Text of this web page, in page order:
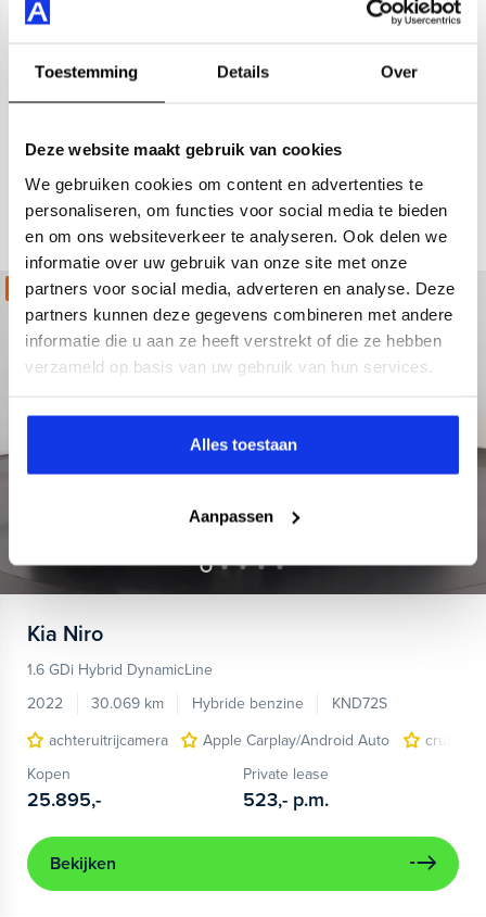
Toestemming Details Over
Deze website maakt gebruik van cookies
We gebruiken cookies om content en advertenties te
personaliseren, om functies voor social media te bieden
en om ons websiteverkeer te analyseren. Ook delen we
informatie over uw gebruik van onze site met onze
partners voor social media, adverteren en analyse. Deze
partners kunnen deze gegevens combineren met andere
informatie die u aan ze heeft verstrekt of die ze hebben
verzameld op basis van uw gebruik van hun services.
Alles toestaan
Aanpassen
1.6 GDi PHEV DynamicLine
25.395,- 523,- p.m.
Bekijken
Kies jouw zomerdeal!
Kia Niro
1.6 GDi Hybrid DynamicLine
2022
30.069 km Hybride benzine
KND72S
achteruitrijcamera
Apple Carplay/Android Auto
cruise
Kopen
25.895,-
Private lease
523,- p.m.
Bekijken